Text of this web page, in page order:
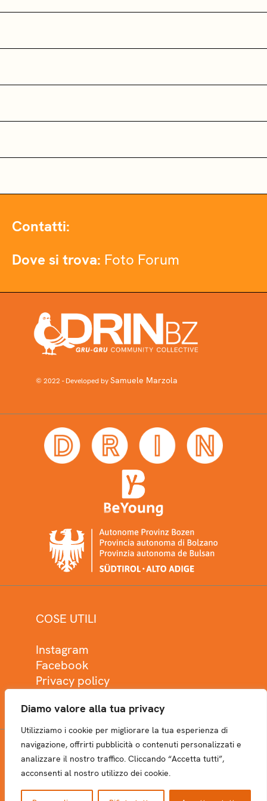
Diamo valore alla tua privacy
Utilizziamo i cookie per migliorare la tua esperienza di
navigazione, offrirti pubblicità o contenuti personalizzati e
analizzare il nostro traffico. Cliccando “Accetta tutti”,
acconsenti al nostro utilizzo dei cookie.
Contatti:
Dove si trova: Foto Forum
© 2022 - Developed bySamuele Marzola
COSE UTILI
Instagram
Facebook
Privacy policy
NEWSLETTER